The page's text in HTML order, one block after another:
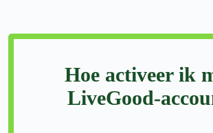
Hoe activeer ik
LiveGood-